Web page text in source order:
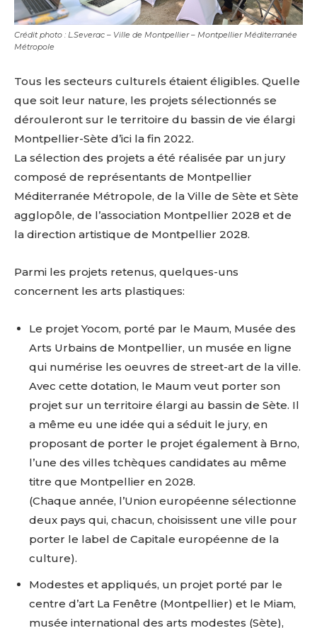
Crédit photo : L.Severac – Ville de Montpellier – Montpellier Méditerranée
Métropole
Tous les secteurs culturels étaient éligibles. Quelle
que soit leur nature, les projets sélectionnés se
dérouleront sur le territoire du bassin de vie élargi
Montpellier-Sète d’ici la fin 2022.
La sélection des projets a été réalisée par un jury
composé de représentants de Montpellier
Méditerranée Métropole, de la Ville de Sète et Sète
agglopôle, de l’association Montpellier 2028 et de
la direction artistique de Montpellier 2028.
Parmi les projets retenus, quelques-uns
concernent les arts plastiques:
Le projet Yocom, porté par le Maum, Musée des
Arts Urbains de Montpellier, un musée en ligne
qui numérise les oeuvres de street-art de la ville.
Avec cette dotation, le Maum veut porter son
projet sur un territoire élargi au bassin de Sète. Il
a même eu une idée qui a séduit le jury, en
proposant de porter le projet également à Brno,
l’une des villes tchèques candidates au même
titre que Montpellier en 2028.
(Chaque année, l’Union européenne sélectionne
deux pays qui, chacun, choisissent une ville pour
porter le label de Capitale européenne de la
culture).
Modestes et appliqués, un projet porté par le
centre d’art La Fenêtre (Montpellier) et le Miam,
musée international des arts modestes (Sète),